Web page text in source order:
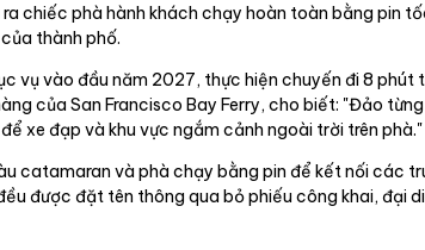
chiếc phà hành khách chạy hoàn toàn bằng pin
thành phố.
vụ vào đầu năm 2027, thực hiện chuyến đi 8 phút
của San Francisco Bay Ferry, cho biết: "Đảo
xe đạp và khu vực ngắm cảnh ngoài trời trên phà."
catamaran và phà chạy bằng pin để kết nối các
được đặt tên thông qua bỏ phiếu công khai, đại